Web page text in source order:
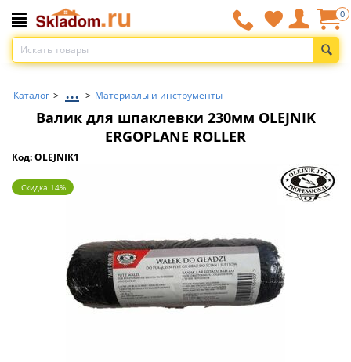
0
Каталог > ... > Материалы и инструменты
Валик для шпаклевки 230мм OLEJNIK
ERGOPLANE ROLLER
Код: OLEJNIK1
Скидка 14%